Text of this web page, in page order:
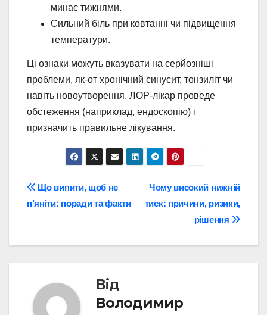
минає тижнями.
Сильний біль при ковтанні чи підвищення
температури.
Ці ознаки можуть вказувати на серйозніші
проблеми, як-от хронічний синусит, тонзиліт чи
навіть новоутворення. ЛОР-лікар проведе
обстеження (наприклад, ендоскопію) і
призначить правильне лікування.
Навігація
записів
Чому високий нижній
тиск: причини, ризики,
рішення
Що випити, щоб не
п’яніти: поради та факти
Від
Володимир